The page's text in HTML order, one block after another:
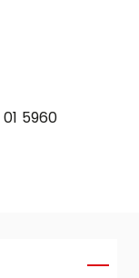
5960